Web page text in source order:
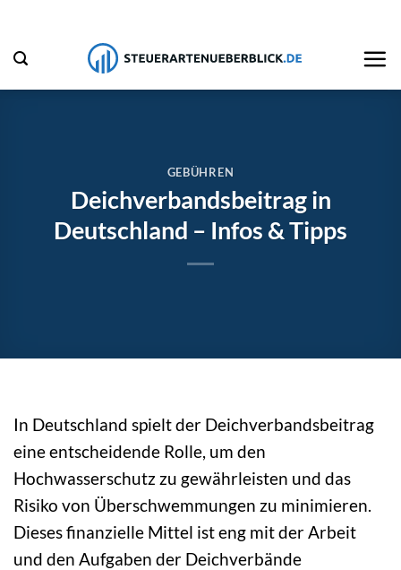
springen
GEBÜHREN
Deichverbandsbeitrag in
Deutschland – Infos & Tipps
In Deutschland spielt der Deichverbandsbeitrag
eine entscheidende Rolle, um den
Hochwasserschutz zu gewährleisten und das
Risiko von Überschwemmungen zu minimieren.
Dieses finanzielle Mittel ist eng mit der Arbeit
und den Aufgaben der Deichverbände